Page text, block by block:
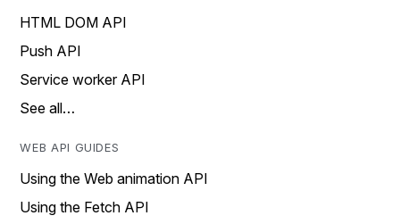
HTML DOM API
Push API
Service worker API
See all…
WEB API GUIDES
Using the Web animation API
Using the Fetch API